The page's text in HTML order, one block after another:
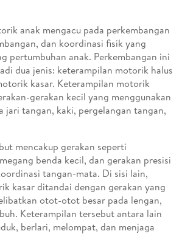
anak mengacu pada perkembangan
dan koordinasi fisik yang
pertumbuhan anak. Perkembangan ini
dua jenis: keterampilan motorik halus
kasar. Keterampilan motorik
gerakan kecil yang menggunakan
tangan, kaki, pergelangan tangan,
mencakup gerakan seperti
benda kecil, dan gerakan presisi
tangan-mata. Di sisi lain,
kasar ditandai dengan gerakan yang
otot-otot besar pada lengan,
Keterampilan tersebut antara lain
berlari, melompat, dan menjaga